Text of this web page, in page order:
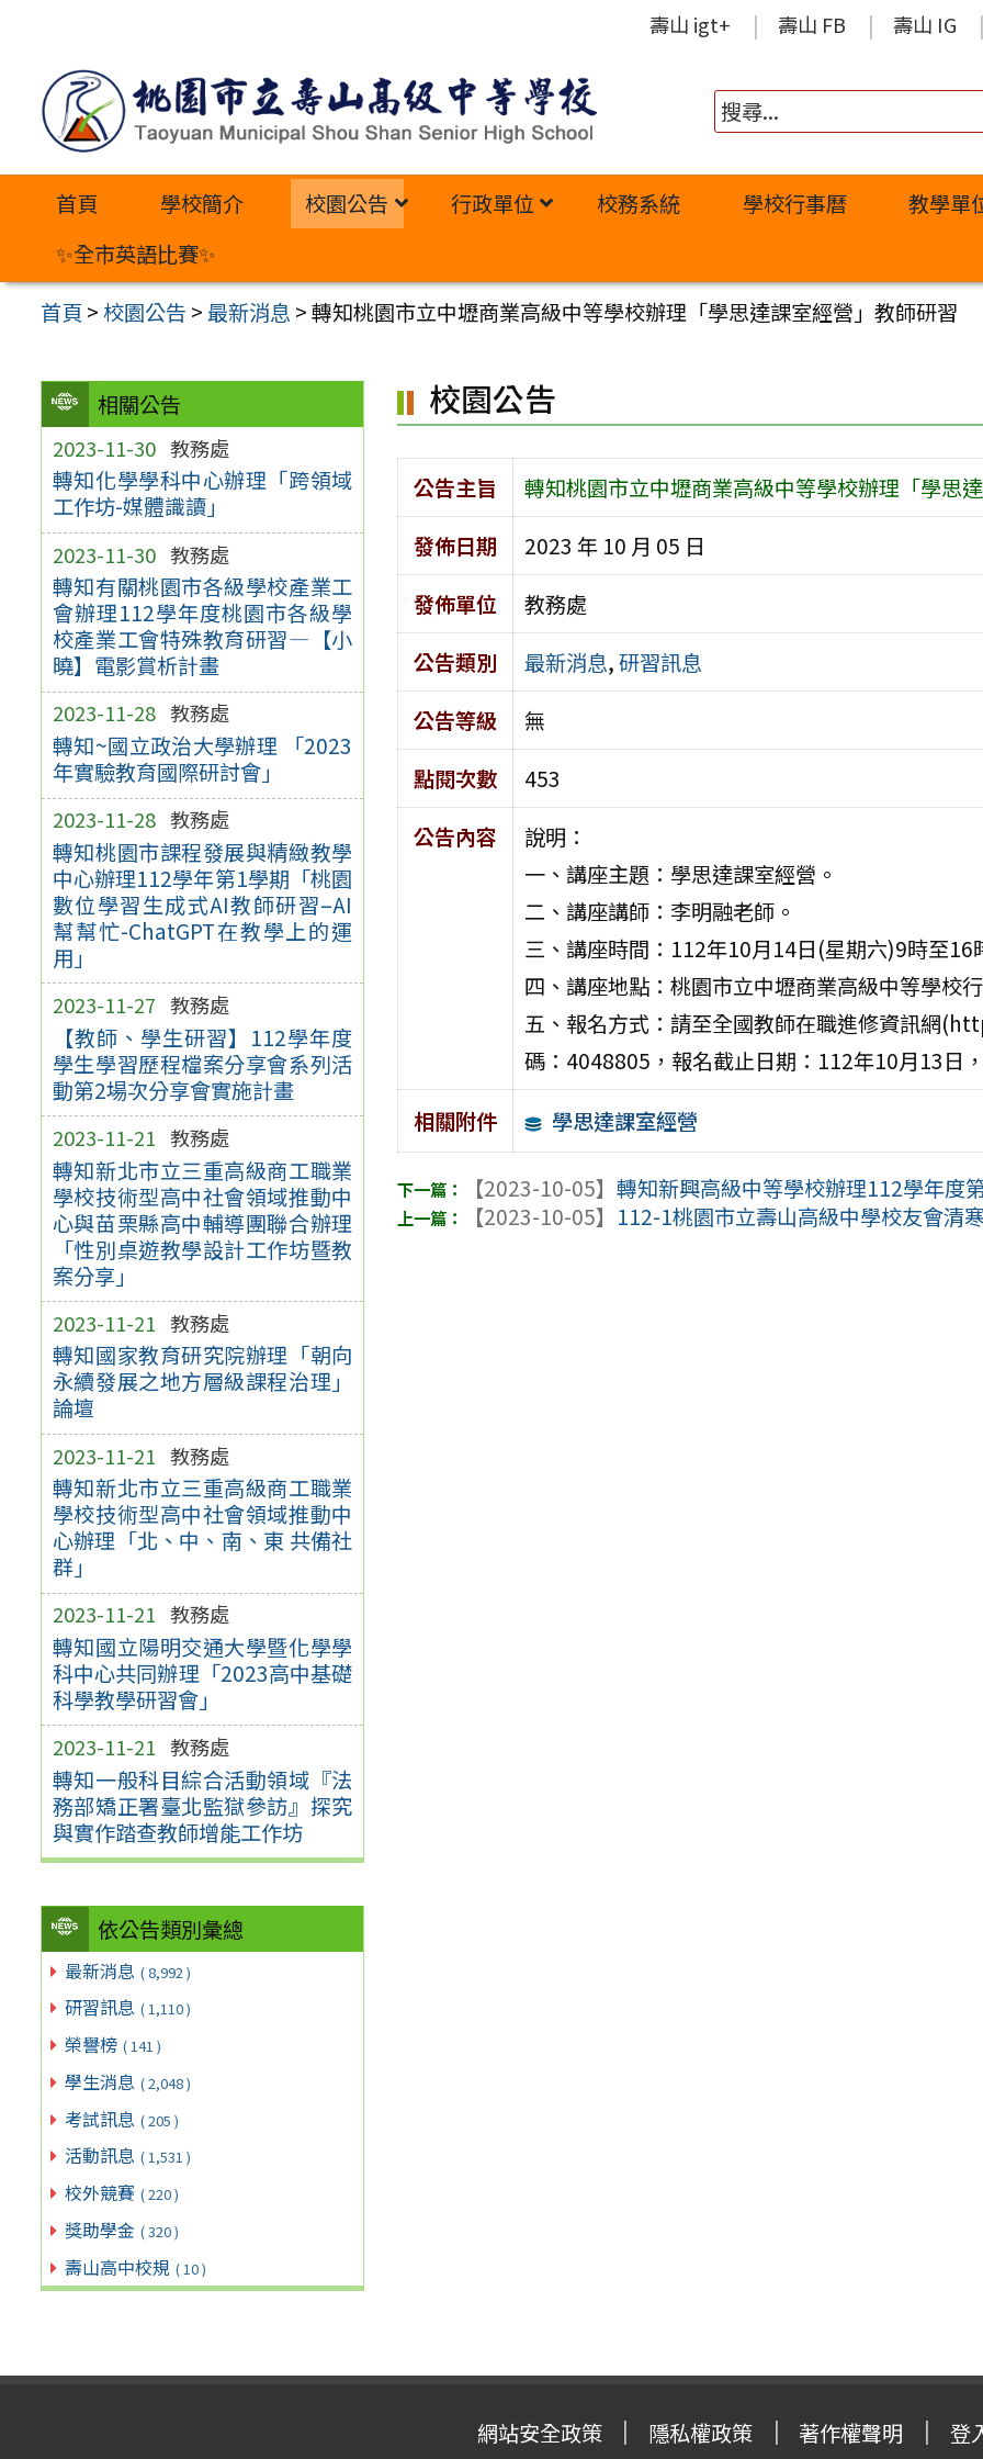
內
壽山 igt+ 壽山 FB 壽山 IG
首頁 學校簡介 校園公告 行政單位 校務系統 學校行事曆
教學單
✨全市英語比賽✨
首頁 >校園公告 >最新消息 >轉知桃園市立中壢商業高級中等學校辦理「學思達課室經營」教師研習
相關公告
2023-11-30 教務處
轉知化學學科中心辦理「跨領域
工作坊-媒體識讀」
2023-11-30 教務處
轉知有關桃園市各級學校產業工
會辦理112學年度桃園市各級學
校產業工會特殊教育研習—【小
曉】電影賞析計畫
2023-11-28 教務處
轉知~國立政治大學辦理 「2023
年實驗教育國際研討會」
2023-11-28 教務處
轉知桃園市課程發展與精緻教學
中心辦理112學年第1學期「桃園
數位學習生成式AI教師研習–AI
幫幫忙-ChatGPT在教學上的運
用」
2023-11-27 教務處
【教師、學生研習】112學年度
學生學習歷程檔案分享會系列活
動第2場次分享會實施計畫
2023-11-21 教務處
轉知新北市立三重高級商工職業
學校技術型高中社會領域推動中
心與苗栗縣高中輔導團聯合辦理
「性別桌遊教學設計工作坊暨教
案分享」
2023-11-21 教務處
轉知國家教育研究院辦理「朝向
永續發展之地方層級課程治理」
論壇
2023-11-21 教務處
轉知新北市立三重高級商工職業
學校技術型高中社會領域推動中
心辦理「北、中、南、東 共備社
群」
2023-11-21 教務處
轉知國立陽明交通大學暨化學學
科中心共同辦理「2023高中基礎
科學教學研習會」
2023-11-21 教務處
轉知一般科目綜合活動領域『法
務部矯正署臺北監獄參訪』探究
與實作踏查教師增能工作坊
依公告類別彙總
最新消息 ( 8,992 )
研習訊息 ( 1,110 )
榮譽榜 ( 141 )
學生消息 ( 2,048 )
考試訊息 ( 205 )
活動訊息 ( 1,531 )
校外競賽 ( 220 )
獎助學金 ( 320 )
壽山高中校規 ( 10 )
校園公告
公告主旨
轉知桃園市立中壢商業高級中等學校辦理「學思
發佈日期
2023 年 10 月 05 日
發佈單位
教務處
公告類別
最新消息,研習訊息
公告等級
無
點閱次數
453
公告內容
說明：
一、講座主題：學思達課室經營。
二、講座講師：李明融老師。
三、講座時間：112年10月14日(星期六)9時至16
四、講座地點：桃園市立中壢商業高級中等學校
五、報名方式：請至全國教師在職進修資訊網
碼：4048805，報名截止日期：112年10月13日
相關附件
學思達課室經營
【2023-10-05】轉知新興高級中等學校辦理112學年度
【2023-10-05】 112-1桃園市立壽山高級中學校友會清
網站安全政策 隱私權政策 著作權聲明 登